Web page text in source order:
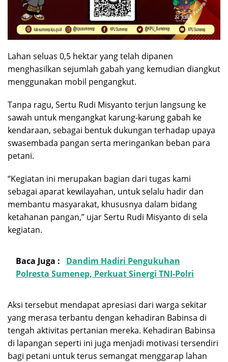
Lahan seluas 0,5 hektar yang telah dipanen
menghasilkan sejumlah gabah yang kemudian diangkut
menggunakan mobil pengangkut.
Tanpa ragu, Sertu Rudi Misyanto terjun langsung ke
sawah untuk mengangkat karung-karung gabah ke
kendaraan, sebagai bentuk dukungan terhadap upaya
swasembada pangan serta meringankan beban para
petani.
“Kegiatan ini merupakan bagian dari tugas kami
sebagai aparat kewilayahan, untuk selalu hadir dan
membantu masyarakat, khususnya dalam bidang
ketahanan pangan,” ujar Sertu Rudi Misyanto di sela
kegiatan.
Baca Juga :
Dandim Hadiri Pengukuhan
Polresta Sumenep, Perkuat Sinergi TNI-Polri
Aksi tersebut mendapat apresiasi dari warga sekitar
yang merasa terbantu dengan kehadiran Babinsa di
tengah aktivitas pertanian mereka. Kehadiran Babinsa
di lapangan seperti ini juga menjadi motivasi tersendiri
bagi petani untuk terus semangat menggarap lahan